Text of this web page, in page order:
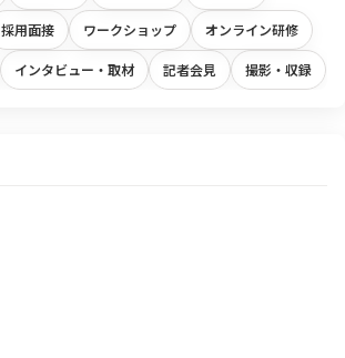
採用面接 ワークショップ オンライン研修
インタビュー・取材 記者会見 撮影・収録